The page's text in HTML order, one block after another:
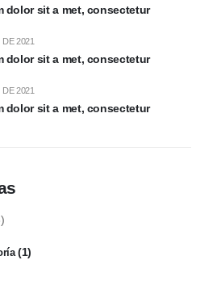
dolor sit a met, consectetur
dolor sit a met, consectetur
2021
dolor sit a met, consectetur
2021
(1)